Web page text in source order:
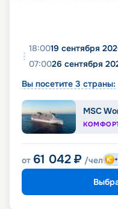
18:0019 сентября
07:0026 сентября
Вы посетите 3 страны:
MSC
от 61 042 ₽ /чел